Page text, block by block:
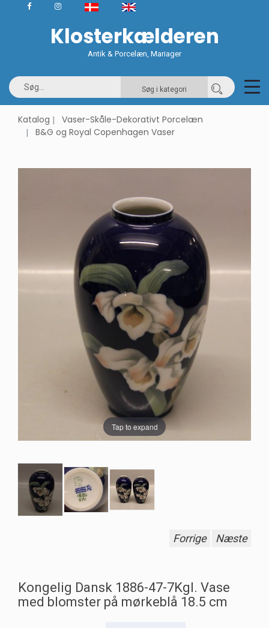
Klosterkælderen
Antik & Porcelæn, Mariager
Søg i kategori
Katalog
Vaser-Skåle-Dekorativt Porcelæn
B&G og Royal Copenhagen Vaser
Tap to expand
Forrige Næste
Kongelig Dansk 1886-47-7Kgl. Vase
med blomster på mørkeblå 18.5 cm